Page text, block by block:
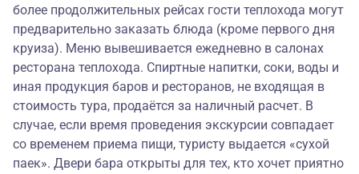
более продолжительных рейсах гости теплохода могут
предварительно заказать блюда (кроме первого дня
круиза). Меню вывешивается ежедневно в салонах
ресторана теплохода. Спиртные напитки, соки, воды и
иная продукция баров и ресторанов, не входящая в
стоимость тура, продаётся за наличный расчет. В
случае, если время проведения экскурсии совпадает
со временем приема пищи, туристу выдается «сухой
паек». Двери бара открыты для тех, кто хочет приятно